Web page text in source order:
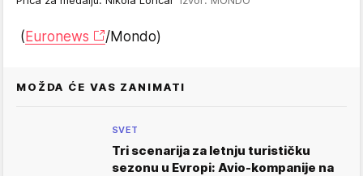
( Euronews /Mondo)
MOŽDA ĆE VAS ZANIMATI
SVET
Tri scenarija za letnju turističku
sezonu u Evropi: Avio-kompanije na